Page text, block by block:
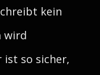
kein
wird
ist so sicher,